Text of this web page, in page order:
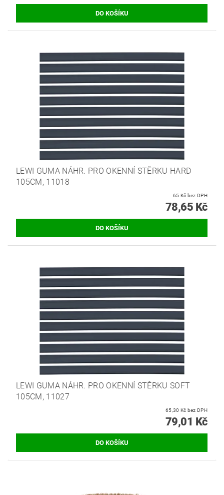
LEWI GUMA NÁHR. PRO OKENNÍ STĚRKU HARD
105CM, 11018
65 Kč bez DPH
78,65 Kč
LEWI GUMA NÁHR. PRO OKENNÍ STĚRKU SOFT
105CM, 11027
65,30 Kč bez DPH
79,01 Kč